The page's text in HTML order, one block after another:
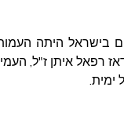
אגודת צער בעלי חיים
רפאל איתן ז"ל,
ימית.